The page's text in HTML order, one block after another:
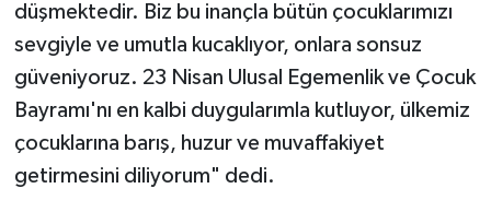
düşmektedir. Biz bu inançla bütün çocuklarımızı
sevgiyle ve umutla kucaklıyor, onlara sonsuz
güveniyoruz. 23 Nisan Ulusal Egemenlik ve Çocuk
Bayramı'nı en kalbi duygularımla kutluyor, ülkemiz
çocuklarına barış, huzur ve muvaffakiyet
getirmesini diliyorum" dedi.